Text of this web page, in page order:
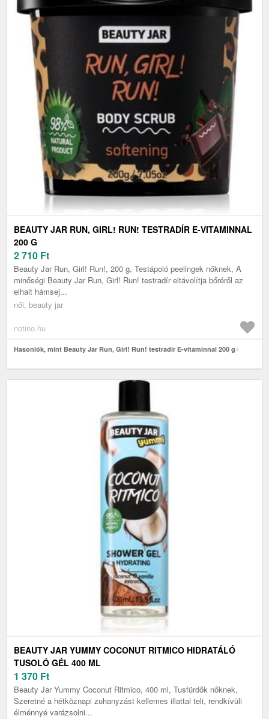
BEAUTY JAR RUN, GIRL! RUN! TESTRADÍR E-VITAMINNAL
200 G
2 710 Ft
Beauty Jar Run, Girl! Run!, 200 g, Testápoló peelingek nőknek, A
minőségi Beauty Jar Run, Girl! Run! testradír eltávolítja bőréről az
elhalt hámsej...
női, beauty jar
notino.hu
Hasonlók, mint Beauty Jar Run, Girl! Run! testradír E-vitaminnal 200 g
BEAUTY JAR YUMMY COCONUT RITMICO HIDRATÁLÓ
TUSOLÓ GÉL 400 ML
1 370 Ft
Beauty Jar Yummy Coconut Ritmico, 400 ml, Tusfürdők nőknek,
Szeretné a hétköznapi zuhanyzást kellemes illattal teli, rendkívüli
élménnyé varázsolni...